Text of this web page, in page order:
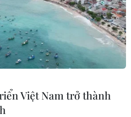
Việt Nam trở thành